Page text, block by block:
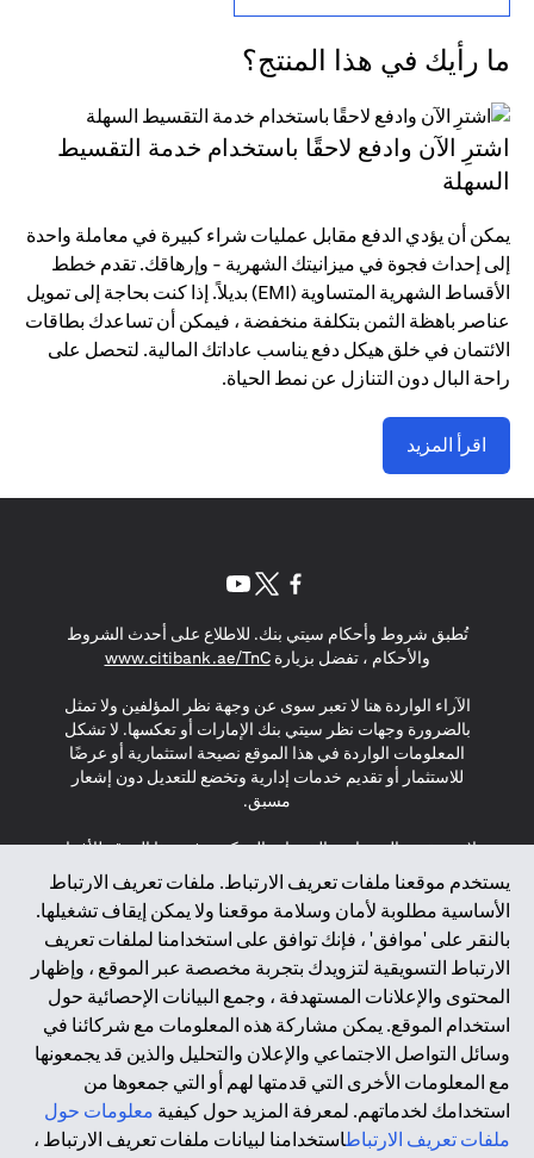
ما رأيك في هذا المنتج؟
اشترِ الآن وادفع لاحقًا باستخدام خدمة التقسيط
السهلة
يمكن أن يؤدي الدفع مقابل عمليات شراء كبيرة في معاملة واحدة
إلى إحداث فجوة في ميزانيتك الشهرية - وإرهاقك. تقدم خطط
الأقساط الشهرية المتساوية (EMI) بديلاً. إذا كنت بحاجة إلى تمويل
عناصر باهظة الثمن بتكلفة منخفضة ، فيمكن أن تساعدك بطاقات
الائتمان في خلق هيكل دفع يناسب عاداتك المالية. لتحصل على
راحة البال دون التنازل عن نمط الحياة.
اقرأ المزيد
يستخدم موقعنا ملفات تعريف الارتباط. ملفات تعريف الارتباط
الأساسية مطلوبة لأمان وسلامة موقعنا ولا يمكن إيقاف تشغيلها.
بالنقر على 'موافق' ، فإنك توافق على استخدامنا لملفات تعريف
الارتباط التسويقية لتزويدك بتجربة مخصصة عبر الموقع ، وإظهار
المحتوى والإعلانات المستهدفة ، وجمع البيانات الإحصائية حول
استخدام الموقع. يمكن مشاركة هذه المعلومات مع شركائنا في
وسائل التواصل الاجتماعي والإعلان والتحليل والذين قد يجمعونها
مع المعلومات الأخرى التي قدمتها لهم أو التي جمعوها من
استخدامك لخدماتهم. لمعرفة المزيد حول كيفية معلومات حول
ملفات تعريف الارتباطاستخدامنا لبيانات ملفات تعريف الارتباط ،
تُطبق شروط وأحكام سيتي بنك. للاطلاع على أحدث الشروط
والأحكام ، تفضل بزيارةwww.citibank.ae/TnC
in a new tab
الآراء الواردة هنا لا تعبر سوى عن وجهة نظر المؤلفين ولا تمثل
بالضرورة وجهات نظر سيتي بنك الإمارات أو تعكسها. لا تشكل
المعلومات الواردة في هذا الموقع نصيحة استثمارية أو عرضًا
للاستثمار أو تقديم خدمات إدارية وتخضع للتعديل دون إشعار
مسبق.
لا يتم تقديم المنتجات والخدمات المذكورة في هذا الموقع للأفراد
المقيمين في الاتحاد الأوروبي أو المنطقة الاقتصادية الأوروبية أو
سويسرا أو غيرنسي أو جيرسي أو موناكو أو سان مارينو أو
الفاتيكان أو جزيرة مان أو المملكة المتحدة أو خصوصية البيانات
(لائحة حماية البيانات العامة \ قانون حماية البيانات الشخصية
العامة \ قانون خصوصية نيوزيلندا). المحتوى الموجود في هذه
الصفحة ليس ولا ينبغي تفسيره على أنه عرض أو دعوة أو دعوة
لشراء أو بيع أي من المنتجات والخدمات المذكورة هنا لمثل هؤلاء
الأفراد.
*GDPR – اللائحة العامة لحماية البيانات؛ * LGPD – Lei Geral de
Proteção de Dados Pessoais ; *NZPA – قانون الخصوصية
النيوزيلندي